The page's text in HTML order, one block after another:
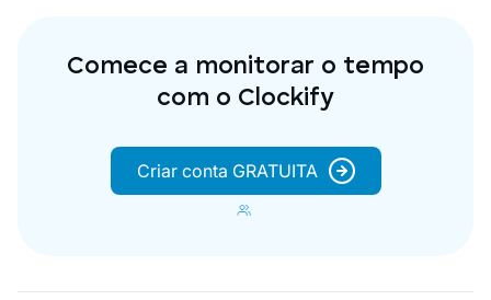
Comece a monitorar o tempo
com o Clockify
Criar conta GRATUITA